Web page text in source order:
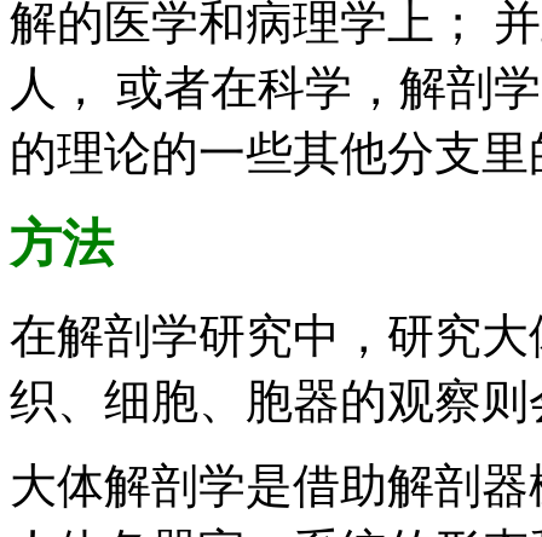
解的医学和病理学上；
人， 或者在科学，解剖
的理论的一些其他分支
方法
在解剖学研究中，研究
织、细胞、胞器的观察
大体解剖学是借助解剖